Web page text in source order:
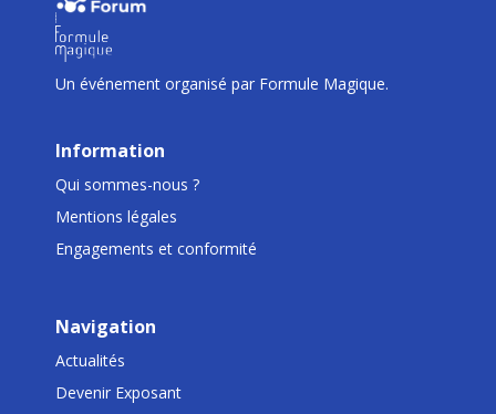
III
Un événement organisé par Formule Magique.
Information
Qui sommes-nous ?
Mentions légales
Engagements et conformité
Navigation
Actualités
Devenir Exposant